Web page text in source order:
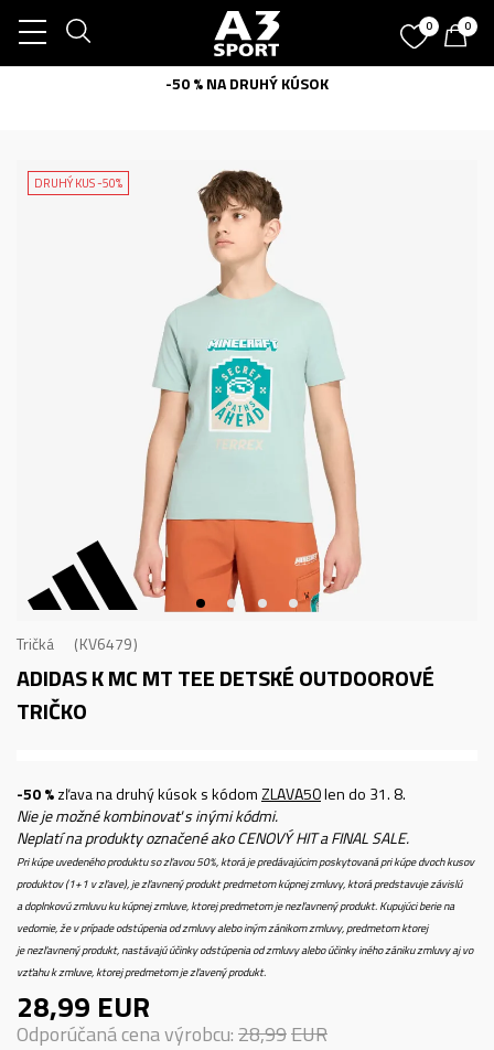
0 0
-50 % NA DRUHÝ KÚSOK
DRUHÝ KUS -50%
Tričká KV6479
ADIDAS K MC MT TEEDETSKÉ OUTDOOROVÉ
TRIČKO
-50 %zľava na druhý kúsok s kódomZLAVA50len do 31. 8.
Nie je možné kombinovať s inými kódmi.
Neplatí na produkty označené ako CENOVÝ HIT a FINAL SALE.
Pri kúpe uvedeného produktu so zľavou 50%, ktorá je predávajúcim poskytovaná pri kúpe dvoch kusov
produktov (1+1 v zľave), je zľavnený produkt predmetom kúpnej zmluvy, ktorá predstavuje závislú
a doplnkovú zmluvu ku kúpnej zmluve, ktorej predmetom je nezľavnený produkt. Kupujúci berie na
vedomie, že v prípade odstúpenia od zmluvy alebo iným zánikom zmluvy, predmetom ktorej
je nezľavnený produkt, nastávajú účinky odstúpenia od zmluvy alebo účinky iného zániku zmluvy aj vo
vzťahu k zmluve, ktorej predmetom je zľavený produkt.
28,99 EUR
Odporúčaná cena výrobcu:28,99EUR